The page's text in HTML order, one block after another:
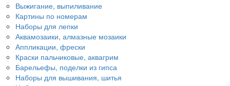
Выжигание, выпиливание
Картины по номерам
Наборы для лепки
Аквамозаики, алмазные мозаики
Аппликации, фрески
Краски пальчиковые, аквагрим
Барельефы, поделки из гипса
Наборы для вышивания, шитья